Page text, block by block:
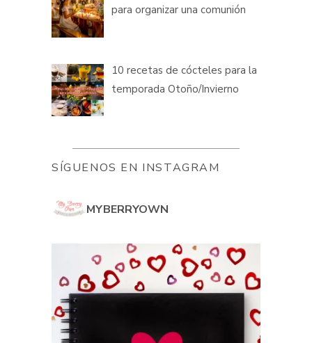
para organizar una comunión
10 recetas de cócteles para la
temporada Otoño/Invierno
SÍGUENOS EN INSTAGRAM
MYBERRYOWN